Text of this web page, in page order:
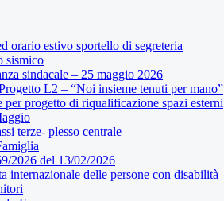
orario estivo sportello di segreteria
sismico
sindacale – 25 maggio 2026
L2 – “Noi insieme tenuti per mano”
progetto di riqualificazione spazi esterni
terze- plesso centrale
2026 del 13/02/2026
internazionale delle persone con disabilità